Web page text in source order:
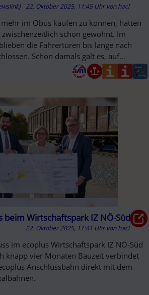
22. Oktober 2025, 11:45 Uhr vonhacl
im Obus kaufen zu können, hatten
schon gewohnt. Im
die Fahrertüren bis lange nach
Schon damals galt es, auf
beim Wirtschaftspark IZ NÖ-Süd
22. Oktober 2025, 11:41 Uhr vonhacl
im ecoplus Wirtschaftspark IZ NÖ-Süd
knapp vier Monaten Bauzeit verbindet
Anschlussbahn direkt mit dem